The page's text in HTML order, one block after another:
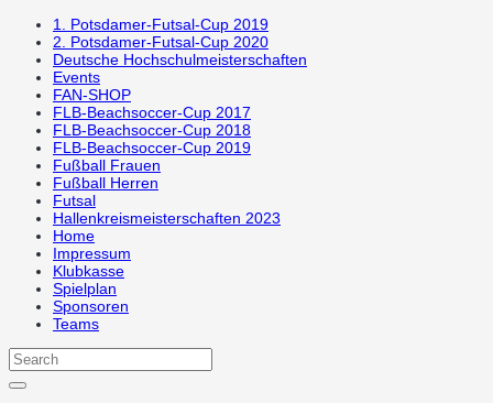
1. Potsdamer-Futsal-Cup 2019
2. Potsdamer-Futsal-Cup 2020
Deutsche Hochschulmeisterschaften
Events
FAN-SHOP
FLB-Beachsoccer-Cup 2017
FLB-Beachsoccer-Cup 2018
FLB-Beachsoccer-Cup 2019
Fußball Frauen
Fußball Herren
Futsal
Hallenkreismeisterschaften 2023
Home
Impressum
Klubkasse
Spielplan
Sponsoren
Teams